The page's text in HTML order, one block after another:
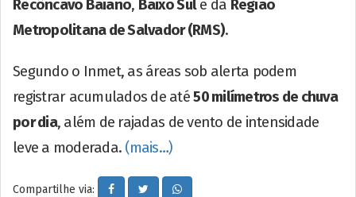
Recôncavo Baiano, Baixo Sule da Região
Metropolitana de Salvador (RMS).
Segundo o Inmet, as áreas sob alerta podem
registrar acumulados de até50 milímetros de chuva
por dia, além de rajadas de vento de intensidade
leve a moderada. (mais…)
Compartilhe via: